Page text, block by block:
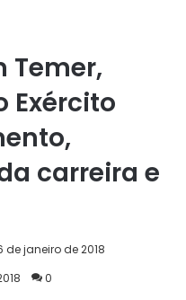
Temer,
Exército
carreira e
de janeiro de 2018
0